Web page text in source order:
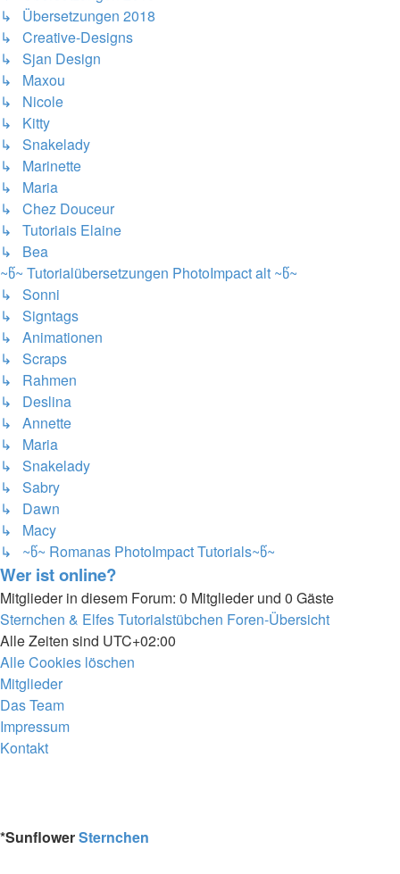
↳ Übersetzungen 2018
↳ Creative-Designs
↳ Sjan Design
↳ Maxou
↳ Nicole
↳ Kitty
↳ Snakelady
↳ Marinette
↳ Maria
↳ Chez Douceur
↳ Tutoriais Elaine
↳ Bea
~წ~ Tutorialübersetzungen PhotoImpact alt ~წ~
↳ Sonni
↳ Signtags
↳ Animationen
↳ Scraps
↳ Rahmen
↳ Deslina
↳ Annette
↳ Maria
↳ Snakelady
↳ Sabry
↳ Dawn
↳ Macy
↳ ~წ~ Romanas PhotoImpact Tutorials~წ~
Wer ist online?
Mitglieder in diesem Forum: 0 Mitglieder und 0 Gäste
Sternchen & Elfes Tutorialstübchen Foren-Übersicht
Alle Zeiten sind UTC+02:00
Alle Cookies löschen
Mitglieder
Das Team
Impressum
Kontakt
*SunflowerSternchen